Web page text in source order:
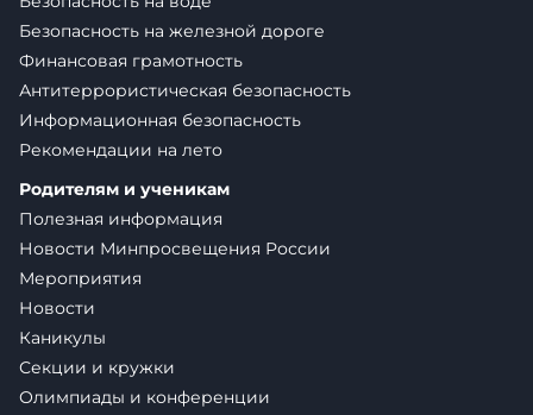
Безопасность на железной дороге
Финансовая грамотность
Антитеррористическая безопасность
Информационная безопасность
Рекомендации на лето
Родителям и ученикам
Полезная информация
Новости Минпросвещения России
Мероприятия
Новости
Каникулы
Секции и кружки
Олимпиады и конференции